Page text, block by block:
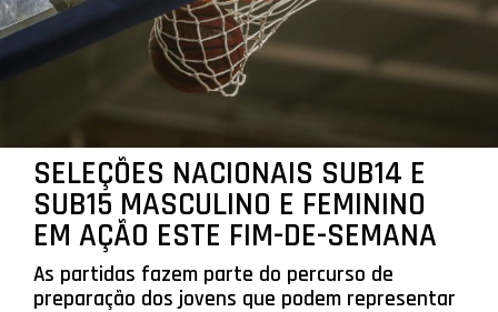
SELEÇÕES NACIONAIS SUB14 E
SUB15 MASCULINO E FEMININO
EM AÇÃO ESTE FIM-DE-SEMANA
As partidas fazem parte do percurso de
preparação dos jovens que podem representar